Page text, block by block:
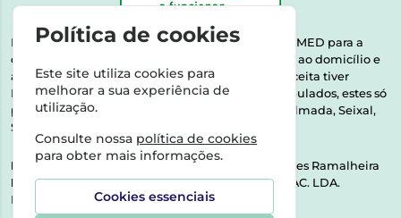
Esta farmácia encontra-se autorizada pelo INFARMED para a
dispensa de medicamentos e produtos de saúde ao domicílio e
através da internet. Medicamentos | Se na sua receita tiver
MSRM, MNSRM, MSRMV ou Medicamentos Manipulados, estes só
podem ser entregues nos seguintes concelhos: Almada, Seixal,
Sesimbra, Oeiras e Lisboa.
Direção Técnica:
Dra. Raquel Alexandra Fernandes Ramalheira
NIPC:513064133 | ASPAS E NÚMEROS SOC. FARMAC. LDA.
Rua dos Castanheiros 5 AB Feijó2810-036 Almada
Política de cookies
Este site utiliza cookies para
melhorar a sua experiência de
utilização.
Consulte nossa política de cookies
para obter mais informações.
Cookies essenciais